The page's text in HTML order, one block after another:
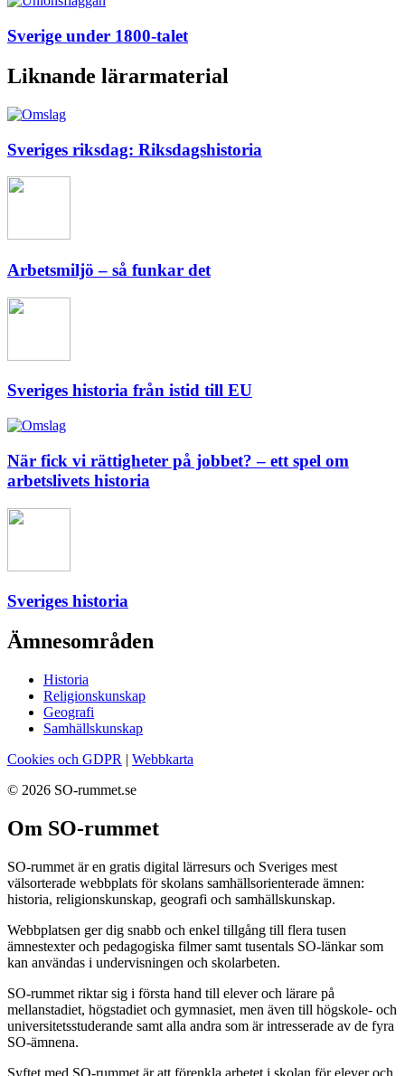
Sverige under 1800-talet
Liknande lärarmaterial
Sveriges riksdag: Riksdagshistoria
Arbetsmiljö – så funkar det
Sveriges historia från istid till EU
När fick vi rättigheter på jobbet? – ett spel om
arbetslivets historia
Sveriges historia
Ämnesområden
Historia
Religionskunskap
Geografi
Samhällskunskap
Cookies och GDPR | Webbkarta
© 2026 SO-rummet.se
Om SO-rummet
SO-rummet är en gratis digital lärresurs och Sveriges mest
välsorterade webbplats för skolans samhällsorienterade ämnen:
historia, religionskunskap, geografi och samhällskunskap.
Webbplatsen ger dig snabb och enkel tillgång till flera tusen
ämnestexter och pedagogiska filmer samt tusentals SO-länkar som
kan användas i undervisningen och skolarbeten.
SO-rummet riktar sig i första hand till elever och lärare på
mellanstadiet, högstadiet och gymnasiet, men även till högskole- och
universitetsstuderande samt alla andra som är intresserade av de fyra
SO-ämnena.
Syftet med SO-rummet är att förenkla arbetet i skolan för elever och